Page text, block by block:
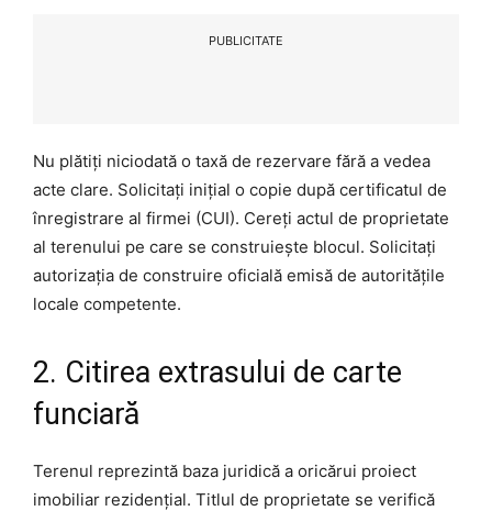
PUBLICITATE
Nu plătiți niciodată o taxă de rezervare fără a vedea
acte clare. Solicitați inițial o copie după certificatul de
înregistrare al firmei (CUI). Cereți actul de proprietate
al terenului pe care se construiește blocul. Solicitați
autorizația de construire oficială emisă de autoritățile
locale competente.
2. Citirea extrasului de carte
funciară
Terenul reprezintă baza juridică a oricărui proiect
imobiliar rezidențial. Titlul de proprietate se verifică